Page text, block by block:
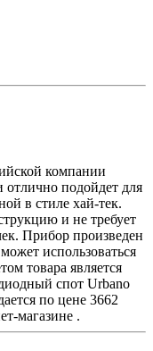
компании
отлично подойдет для
в стиле хай-тек.
и не требует
Прибор произведен
использоваться
товара является
спот Urbano
по цене 3662
магазине .